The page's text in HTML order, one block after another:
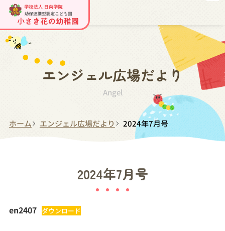
エンジェル広場だより
Angel
ホーム エンジェル広場だより 2024年7月号
2024年7月号
en2407 ダウンロード